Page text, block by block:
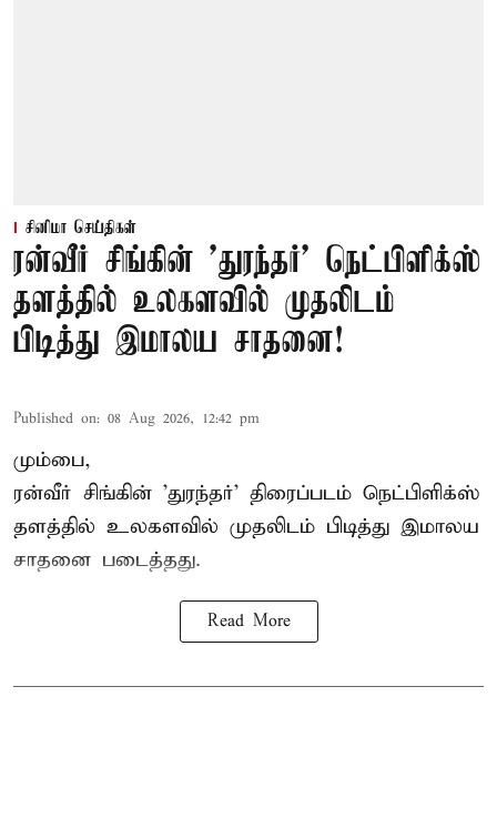
சினிமா செய்திகள்
ரன்வீர் சிங்கின் 'துரந்தர்' நெட்பிளிக்ஸ்
தளத்தில் உலகளவில் முதலிடம்
பிடித்து இமாலய சாதனை!
Published on: 08 Aug 2026, 12:42 pm
மும்பை,
ரன்வீர் சிங்கின் 'துரந்தர்' திரைப்படம் நெட்பிளிக்ஸ்
தளத்தில் உலகளவில் முதலிடம் பிடித்து இமாலய
சாதனை படைத்தது.
Read More